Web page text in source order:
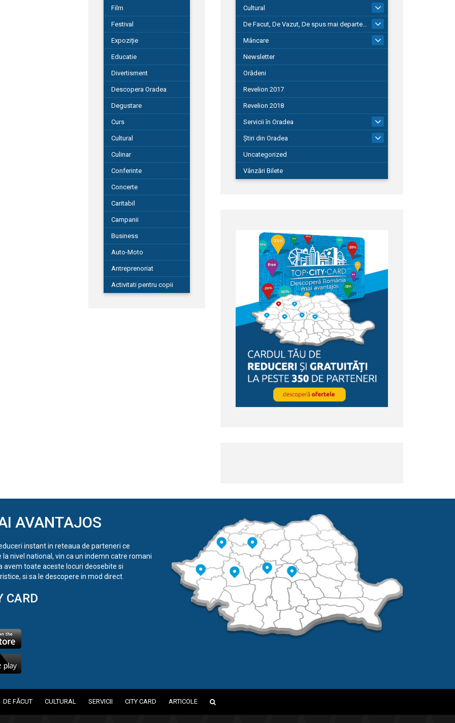
Film
Festival
Expoziție
Educatie
Divertisment
Descopera Oradea
Degustare
Curs
Cultural
Culinar
Conferinte
Concerte
Caritabil
Campanii
Business
Auto-Moto
Antreprenoriat
Activitati pentru copii
Cultural
De Facut, De Vazut, De spus mai departe…
580
Mâncare
Newsletter
Orădeni
Revelion 2017
Revelion 2018
Servicii în Oradea
104
Știri din Oradea
1.127
Uncategorized
Vânzări Bilete
AVANTAJOS
instant in reteaua de parteneri ce
nivel national, vin ca un indemn catre romani
toate aceste locuri deosebite si
si sa le descopere in mod direct.
CARD
DE FĂCUT CULTURAL SERVICII CITY CARD ARTICOLE